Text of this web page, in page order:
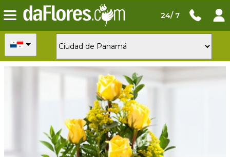
24/ 7